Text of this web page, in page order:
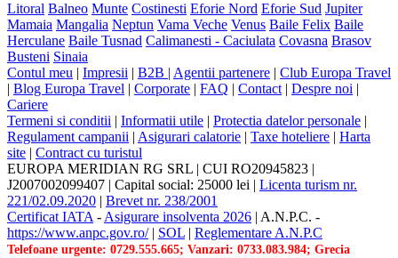
Litoral Balneo Munte Costinesti Eforie Nord Eforie Sud Jupiter
Mamaia Mangalia Neptun Vama Veche Venus Baile Felix Baile
Herculane Baile Tusnad Calimanesti - Caciulata Covasna Brasov
Busteni Sinaia
Contul meu
Impresii B2B | Agentii partenere
Club Europa Travel
Blog Europa Travel Corporate FAQ Contact| Despre noi
Cariere
Termeni si conditii
Informatii utile Protectia datelor personale
Regulament campanii Asigurari calatorie Taxe hoteliere
Harta
site
Contract cu turistul
EUROPA MERIDIAN RG SRL
CUI RO20945823
J2007002099407
Capital social: 25000 lei
Licenta turism nr.
221/02.09.2020
Brevet nr. 238/2001
Certificat IATA-Asigurare insolventa 2026 A.N.P.C. -
https://www.anpc.gov.ro/| SOL Reglementare A.N.P.C
Telefoane urgente: 0729.555.665; Vanzari: 0733.083.984; Grecia